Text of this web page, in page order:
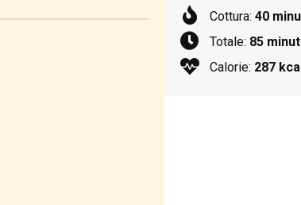
Cottura:40
Totale: 85
Calorie: 287